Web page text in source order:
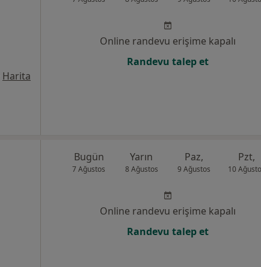
Harita
Online randevu erişime kapalı
Randevu talep et
Bugün
7 Ağustos
Yarın
8 Ağustos
Paz,
9 Ağustos
Pzt,
10
Online randevu erişime kapalı
Randevu talep et